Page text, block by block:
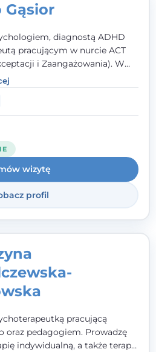
Gąsior
diagnostą ADHD
pracującym w nurcie ACT
i Zaangażowania). W
pacjentem najważniejsze są dla
zrozumienie i atmosfera
Wierzę, że skuteczna terapia
- razem tworzymy
szuka rozwiązań.
wizytę
profil
pracującą
oraz pedagogiem. Prowadzę
indywidualną, a także terapię